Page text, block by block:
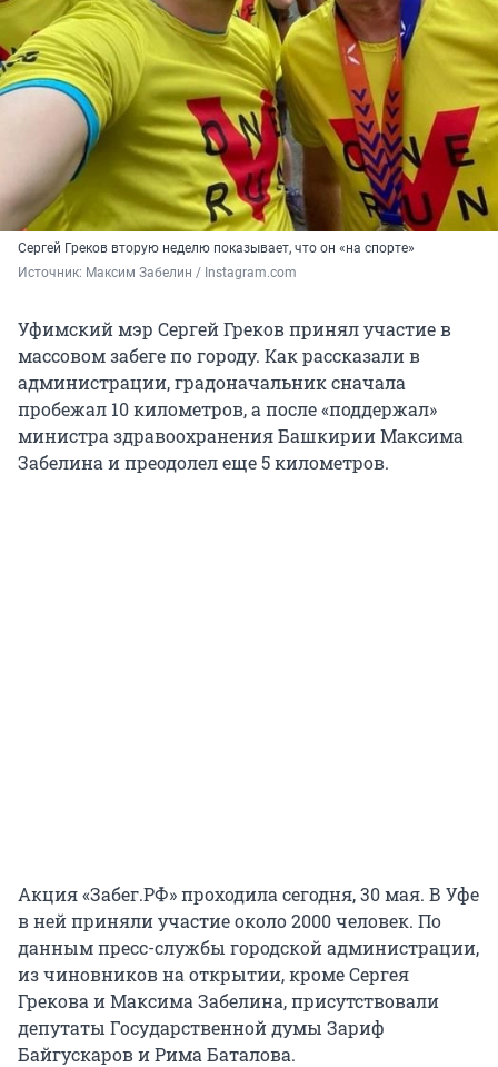
Сергей Греков вторую неделю показывает, что он «на спорте»
Источник: Максим Забелин / Instagram.com
Уфимский мэр Сергей Греков принял участие в
массовом забеге по городу. Как рассказали в
администрации, градоначальник сначала
пробежал 10 километров, а после «поддержал»
министра здравоохранения Башкирии Максима
Забелина и преодолел еще 5 километров.
Акция «Забег.РФ» проходила сегодня, 30 мая. В Уфе
в ней приняли участие около 2000 человек. По
данным пресс-службы городской администрации,
из чиновников на открытии, кроме Сергея
Грекова и Максима Забелина, присутствовали
депутаты Государственной думы Зариф
Байгускаров и Рима Баталова.